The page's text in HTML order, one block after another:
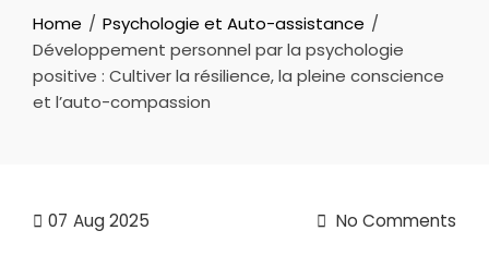
Home
Psychologie et Auto-assistance
Développement personnel par la psychologie
positive : Cultiver la résilience, la pleine conscience
et l’auto-compassion
07 Aug 2025 No Comments